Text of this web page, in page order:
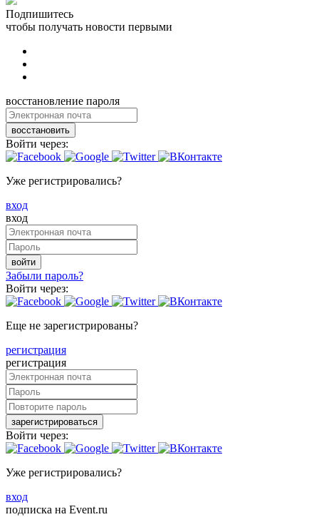
Подпишитесь
чтобы получать новости первыми
восстановление пароля
восстановить
Войти через:
Уже регистрировались?
вход
вход
войти
Забыли пароль?
Войти через:
Еще не зарегистрированы?
регистрация
регистрация
зарегистрироваться
Войти через:
Уже регистрировались?
вход
подписка на Event.ru